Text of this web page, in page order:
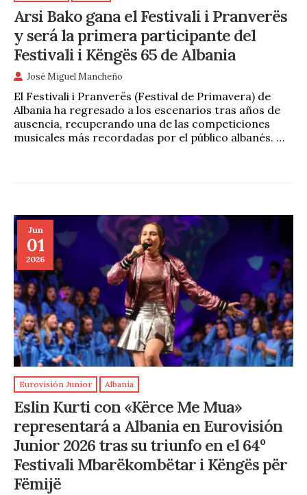
Arsi Bako gana el Festivali i Pranverës
y será la primera participante del
Festivali i Këngës 65 de Albania
José Miguel Mancheño
El Festivali i Pranverës (Festival de Primavera) de
Albania ha regresado a los escenarios tras años de
ausencia, recuperando una de las competiciones
musicales más recordadas por el público albanés. …
Jun
01
2026
Eurovisión Junior Albania
Eslin Kurti con «Kërce Me Mua»
representará a Albania en Eurovisión
Junior 2026 tras su triunfo en el 64º
Festivali Mbarëkombëtar i Këngës për
Fëmijë